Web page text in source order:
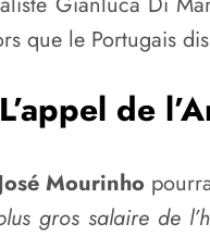
que le Portugais
L’appel de
Mourinho
gros salaire de